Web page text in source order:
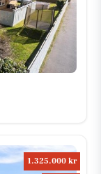
1.325.000 kr